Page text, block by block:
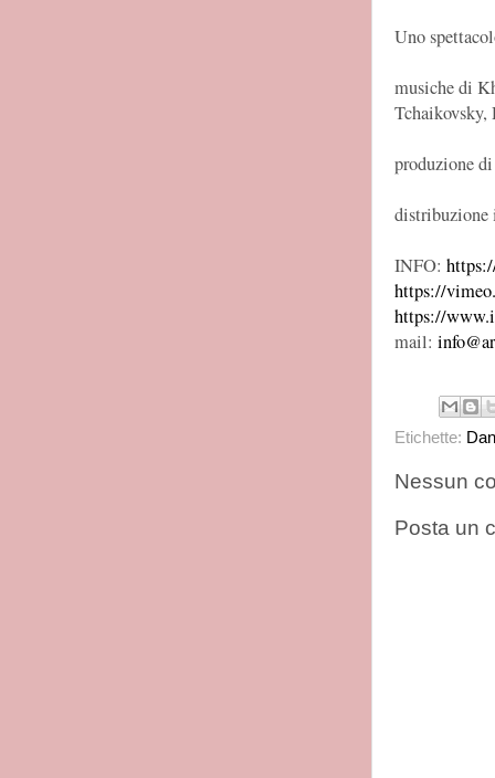
Uno
musiche di
Tchaikovsky,
produzione
distribuzione
INFO:
https://
https://
mail:
Etichette:
Nessun
Posta un